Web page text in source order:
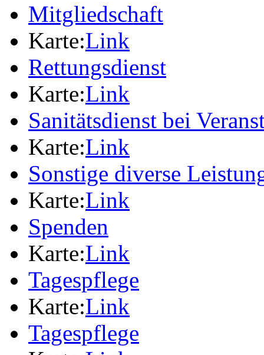
Mitgliedschaft
Karte:Link
Rettungsdienst
Karte:Link
Sanitätsdienst bei
Karte:Link
Sonstige diverse
Karte:Link
Spenden
Karte:Link
Tagespflege
Karte:Link
Tagespflege